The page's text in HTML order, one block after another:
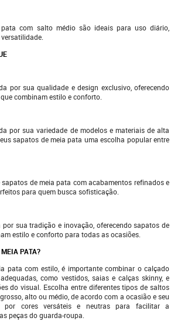
com salto médio são ideais para uso diário,
por sua qualidade e design exclusivo, oferecendo
combinam estilo e conforto.
por sua variedade de modelos e materiais de alta
sapatos de meia pata uma escolha popular entre
sapatos de meia pata com acabamentos refinados e
para quem busca sofisticação.
sua tradição e inovação, oferecendo sapatos de
estilo e conforto para todas as ocasiões.
PATA?
pata com estilo, é importante combinar o calçado
como vestidos, saias e calças skinny, e
do visual. Escolha entre diferentes tipos de saltos
alto ou médio, de acordo com a ocasião e seu
por cores versáteis e neutras para facilitar a
peças do guarda-roupa.